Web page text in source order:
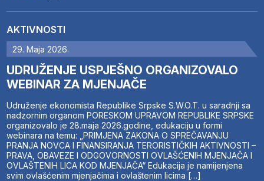
AKTIVNOSTI
29. Maja 2026.
UDRUŽENJE USPJEŠNO ORGANIZOVALO
WEBINAR ZA MJENJAČE
Udruženje ekonomista Republike Srpske S.W.O.T. u saradnji sa
nadzornim organom PORESKOM UPRAVOM REPUBLIKE SRPSKE
organizovalo je 28.maja 2026.godine, edukaciju u formi
webinara na temu: „PRIMJENA ZAKONA O SPREČAVANJU
PRANJA NOVCA I FINANSIRANJA TERORISTIČKIH AKTIVNOSTI –
PRAVA, OBAVEZE I ODGOVORNOSTI OVLAŠĆENIH MJENJAČA I
OVLAŠTENIH LICA KOD MJENJAČA“ Edukacija je namijenjena
svim ovlašćenim mjenjačima i ovlaštenim licima […]